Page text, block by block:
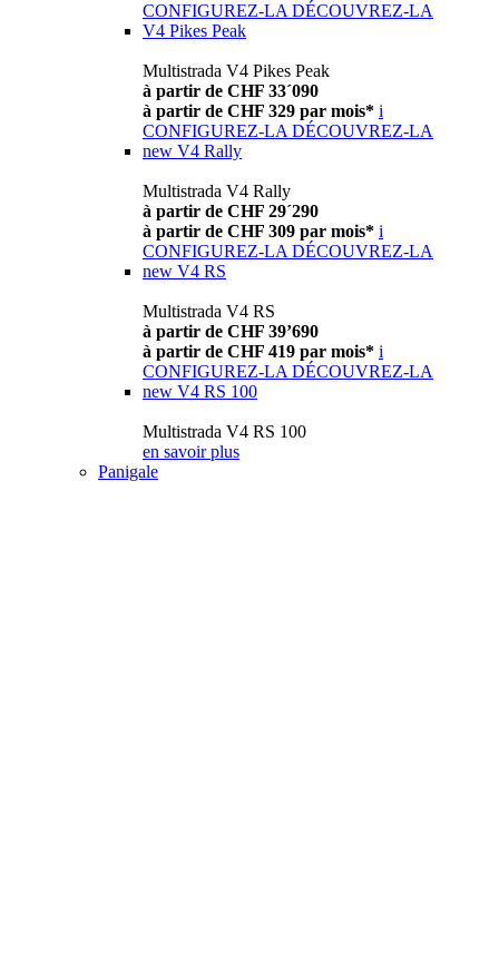
CONFIGUREZ-LA DÉCOUVREZ-LA
V4 Pikes Peak
Multistrada V4 Pikes Peak
à partir de CHF 33´090
à partir de CHF 329 par mois* i
CONFIGUREZ-LA DÉCOUVREZ-LA
new V4 Rally
Multistrada V4 Rally
à partir de CHF 29´290
à partir de CHF 309 par mois* i
CONFIGUREZ-LA DÉCOUVREZ-LA
new V4 RS
Multistrada V4 RS
à partir de CHF 39’690
à partir de CHF 419 par mois* i
CONFIGUREZ-LA DÉCOUVREZ-LA
new V4 RS 100
Multistrada V4 RS 100
en savoir plus
Panigale